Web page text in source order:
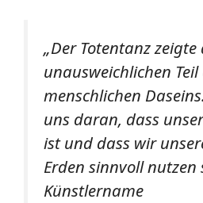
„Der Totentanz zeigte
unausweichlichen Teil
menschlichen
uns daran, dass
ist und dass wir
Erden sinnvoll nutzen
Künstlername